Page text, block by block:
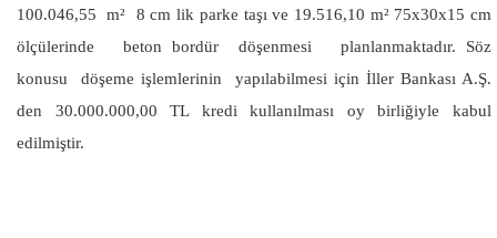
100.046,55 m² 8 cm lik parke taşı ve 19.516,10 m² 75x30x15 cm
ölçülerinde beton bordür döşenmesi planlanmaktadır. Söz
konusu döşeme işlemlerinin yapılabilmesi için İller Bankası A.Ş.
den 30.000.000,00 TL kredi kullanılması oy birliğiyle kabul
edilmiştir.